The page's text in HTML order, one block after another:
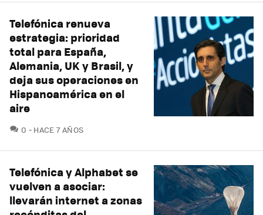
Telefónica renueva
estrategia: prioridad
total para España,
Alemania, UK y Brasil, y
deja sus operaciones en
Hispanoamérica en el
aire
0 COMENTARIOS
HACE 7 AÑOS
Telefónica y Alphabet se
vuelven a asociar:
llevarán internet a zonas